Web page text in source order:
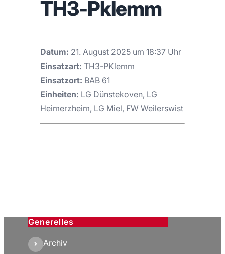
TH3-Pklemm
Datum: 21. August 2025 um 18:37 Uhr
Einsatzart: TH3-PKlemm
Einsatzort: BAB 61
Einheiten: LG Dünstekoven, LG
Heimerzheim, LG Miel, FW Weilerswist
Generelles
Archiv